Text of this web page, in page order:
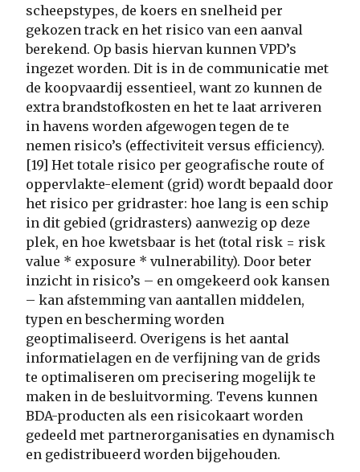
scheepstypes, de koers en snelheid per
gekozen track en het risico van een aanval
berekend. Op basis hiervan kunnen VPD’s
ingezet worden. Dit is in de communicatie met
de koopvaardij essentieel, want zo kunnen de
extra brandstofkosten en het te laat arriveren
in havens worden afgewogen tegen de te
nemen risico’s (effectiviteit versus efficiency).
[19] Het totale risico per geografische route of
oppervlakte-element (grid) wordt bepaald door
het risico per gridraster: hoe lang is een schip
in dit gebied (gridrasters) aanwezig op deze
plek, en hoe kwetsbaar is het (total risk = risk
value * exposure * vulnerability). Door beter
inzicht in risico’s – en omgekeerd ook kansen
– kan afstemming van aantallen middelen,
typen en bescherming worden
geoptimaliseerd. Overigens is het aantal
informatielagen en de verfijning van de grids
te optimaliseren om precisering mogelijk te
maken in de besluitvorming. Tevens kunnen
BDA-producten als een risicokaart worden
gedeeld met partnerorganisaties en dynamisch
en gedistribueerd worden bijgehouden.